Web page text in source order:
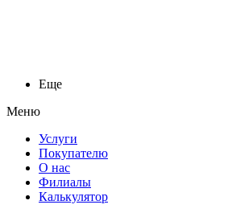
Еще
Меню
Услуги
Покупателю
О нас
Филиалы
Калькулятор